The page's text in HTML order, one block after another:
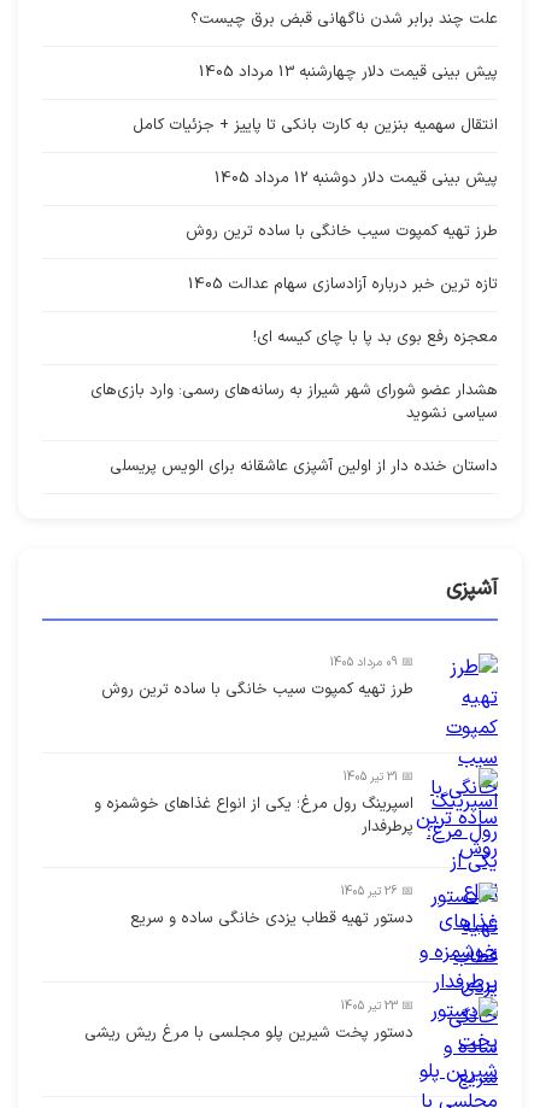
علت چند برابر شدن ناگهانی قبض برق چیست؟
پیش بینی قیمت دلار چهارشنبه 13 مرداد 1405
انتقال سهمیه بنزین به کارت بانکی تا پاییز + جزئیات کامل
پیش بینی قیمت دلار دوشنبه 12 مرداد 1405
طرز تهیه کمپوت سیب خانگی با ساده ترین روش
تازه ترین خبر درباره آزادسازی سهام عدالت 1405
معجزه رفع بوی بد پا با چای کیسه ای!
هشدار عضو شورای شهر شیراز به رسانه‌های رسمی: وارد بازی‌های
سیاسی نشوید
داستان خنده دار از اولین آشپزی عاشقانه برای الویس پریسلی
آشپزی
📅 09 مرداد 1405
طرز تهیه کمپوت سیب خانگی با ساده ترین روش
📅 31 تیر 1405
اسپرینگ رول مرغ؛ یکی از انواع غذاهای خوشمزه و
پرطرفدار
📅 26 تیر 1405
دستور تهیه قطاب یزدی خانگی ساده و سریع
📅 23 تیر 1405
دستور پخت شیرین پلو مجلسی با مرغ ریش ریشی